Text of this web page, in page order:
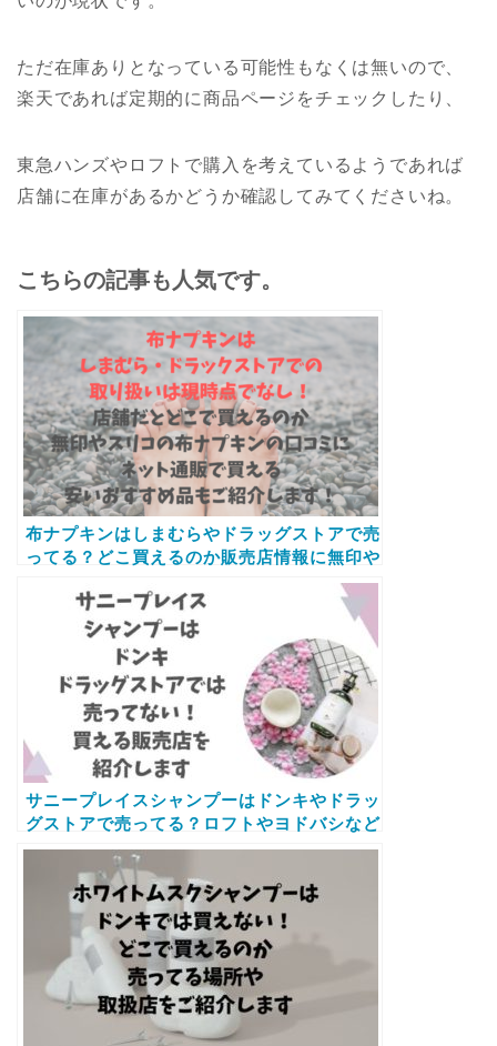
ただ在庫ありとなっている可能性もなくは無いので、
楽天であれば定期的に商品ページをチェックしたり、
東急ハンズやロフトで購入を考えているようであれば
店舗に在庫があるかどうか確認してみてくださいね。
こちらの記事も人気です。
布ナプキンはしまむらやドラッグストアで売
ってる？どこ買えるのか販売店情報に無印や
3coinsの取扱店舗と口コミも紹介します
サニープレイスシャンプーはドンキやドラッ
グストアで売ってる？ロフトやヨドバシなど
店舗で買えるかと取扱店についてご案内